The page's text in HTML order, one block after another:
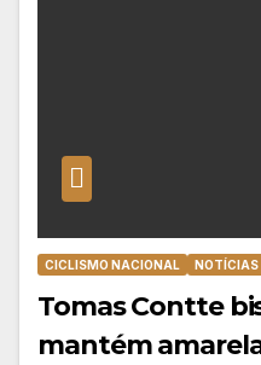
CICLISMO NACIONAL NOTÍCIAS
Tomas Contte
mantém